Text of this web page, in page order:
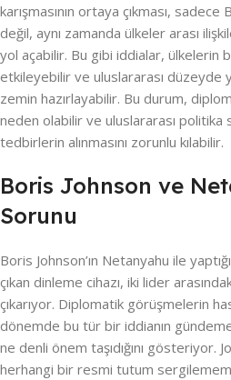
karışmasının ortaya çıkması, sadece
değil, aynı zamanda ülkeler arası
yol açabilir. Bu gibi iddialar, ülkelerin
etkileyebilir ve uluslararası düzeyde
zemin hazırlayabilir. Bu durum,
neden olabilir ve uluslararası politika
tedbirlerin alınmasını zorunlu kılabilir.
Boris Johnson ve
Sorunu
Boris Johnson’ın Netanyahu ile
çıkan dinleme cihazı, iki lider
çıkarıyor. Diplomatik görüşmelerin
dönemde bu tür bir iddianın
ne denli önem taşıdığını gösteriyor.
herhangi bir resmi tutum